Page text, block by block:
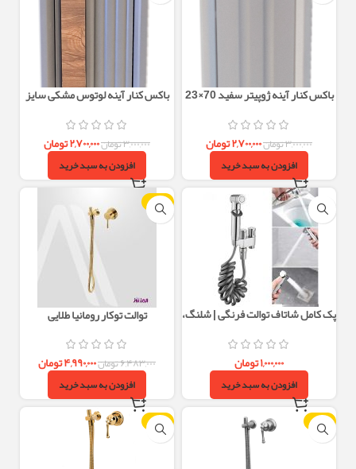
باکس کنار آینه ژوپیتر سفید 70×23
۳,۰۰۰,۰۰۰تومان۲,۷۰۰,۰۰۰تومان
افزودن به سبد خرید
باکس کنار آینه لوتوس مشکی سایز
۳,۰۰۰,۰۰۰تومان۲,۷۰۰,۰۰۰تومان
افزودن به سبد خرید
پک کامل شاتاف توالت فرنگی | شلنگ،
۱,۰۰۰,۰۰۰تومان
افزودن به سبد خرید
-23%
توالت توکار رومانیا طلایی
۶,۴۸۳,۰۰۰تومان۴,۹۹۰,۰۰۰تومان
افزودن به سبد خرید
-24%
-24%